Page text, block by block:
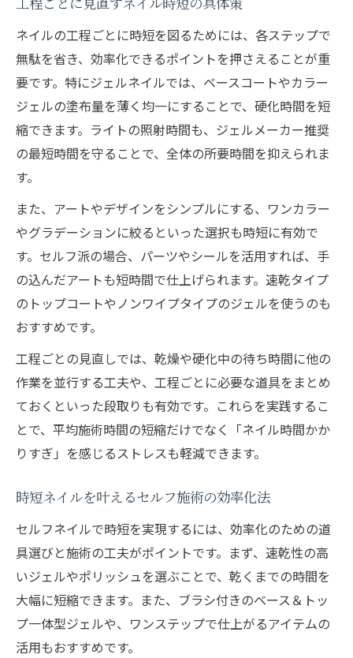
工程ごとに見直すネイル時短の具体策
ネイルの工程ごとに時短を図るためには、各ステップで
無駄を省き、効率化できるポイントを押さえることが重
要です。特にジェルネイルでは、ベースコートやカラー
ジェルの塗布量を薄く均一にすることで、硬化時間を短
縮できます。ライトの照射時間も、ジェルメーカー推奨
の最短時間を守ることで、全体の所要時間を抑えられま
す。
また、アートやデザインをシンプルにする、ワンカラー
やグラデーションに絞るといった選択も時短に有効で
す。セルフ派の場合、パーツやシールを活用すれば、手
の込んだアートも短時間で仕上げられます。速乾タイプ
のトップコートやノンワイプタイプのジェルを使うのも
おすすめです。
工程ごとの見直しでは、乾燥や硬化中の待ち時間に他の
作業を並行する工夫や、工程ごとに必要な道具をまとめ
ておくといった段取りも有効です。これらを実践するこ
とで、平均施術時間の短縮だけでなく「ネイル時間かか
りすぎ」を感じるストレスも軽減できます。
時短ネイルを叶えるセルフ施術の効率化法
セルフネイルで時短を実現するには、効率化のための道
具選びと施術の工夫がポイントです。まず、速乾性の高
いジェルやポリッシュを選ぶことで、乾くまでの時間を
大幅に短縮できます。また、ブラシ付きのベース＆トッ
プ一体型ジェルや、ワンステップで仕上がるアイテムの
活用もおすすめです。